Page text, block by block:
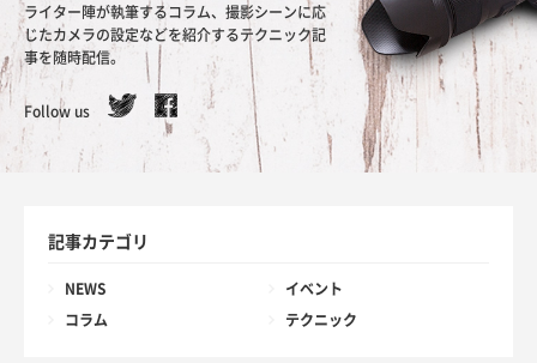
ライター陣が執筆するコラム、撮影シーンに応
じたカメラの設定などを紹介するテクニック記
事を随時配信。
Follow us
記事カテゴリ
NEWS イベント
コラム テクニック